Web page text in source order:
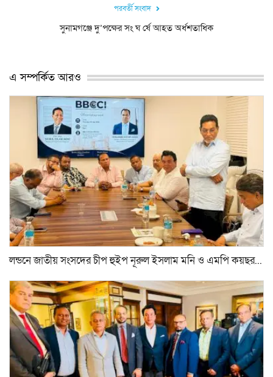
পরবর্তী সংবাদ
সুনামগঞ্জে দু’পক্ষের সং ঘ র্ষে আহত অর্ধশতাধিক
এ সম্পর্কিত আরও
লন্ডনে জাতীয় সংসদের চীপ হুইপ নূরুল ইসলাম মনি ও এমপি কয়ছর...